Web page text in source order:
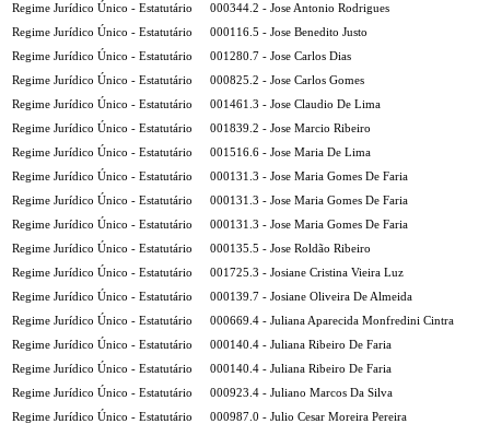
Regime Jurídico Único - Estatutário
000344.2 - Jose Antonio Rodrigues
Regime Jurídico Único - Estatutário
000116.5 - Jose Benedito Justo
Regime Jurídico Único - Estatutário
001280.7 - Jose Carlos Dias
Regime Jurídico Único - Estatutário
000825.2 - Jose Carlos Gomes
Regime Jurídico Único - Estatutário
001461.3 - Jose Claudio De Lima
Regime Jurídico Único - Estatutário
001839.2 - Jose Marcio Ribeiro
Regime Jurídico Único - Estatutário
001516.6 - Jose Maria De Lima
Regime Jurídico Único - Estatutário
000131.3 - Jose Maria Gomes De Faria
Regime Jurídico Único - Estatutário
000131.3 - Jose Maria Gomes De Faria
Regime Jurídico Único - Estatutário
000131.3 - Jose Maria Gomes De Faria
Regime Jurídico Único - Estatutário
000135.5 - Jose Roldão Ribeiro
Regime Jurídico Único - Estatutário
001725.3 - Josiane Cristina Vieira Luz
Regime Jurídico Único - Estatutário
000139.7 - Josiane Oliveira De Almeida
Regime Jurídico Único - Estatutário
000669.4 - Juliana Aparecida Monfredini Cintra
Regime Jurídico Único - Estatutário
000140.4 - Juliana Ribeiro De Faria
Regime Jurídico Único - Estatutário
000140.4 - Juliana Ribeiro De Faria
Regime Jurídico Único - Estatutário
000923.4 - Juliano Marcos Da Silva
Regime Jurídico Único - Estatutário
000987.0 - Julio Cesar Moreira Pereira